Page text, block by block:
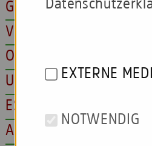
GENIS ESTI
VOLLATUSDAM QUID
OMNI CUPTUS
UISTRUMQUI OFFIC TO
EST, SITATEM
AUT VENDAM ES IMO
EXTERNE
NOTWENDIG